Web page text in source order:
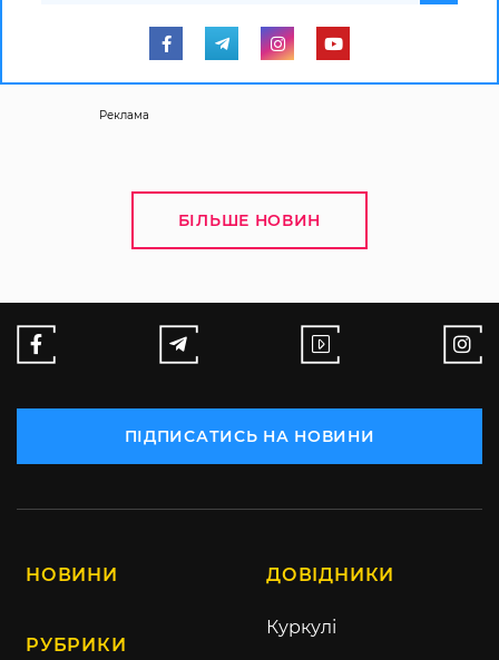
Реклама
БІЛЬШЕ НОВИН
ПІДПИСАТИСЬ НА НОВИНИ
НОВИНИ
РУБРИКИ
ДОВІДНИКИ
Куркулі